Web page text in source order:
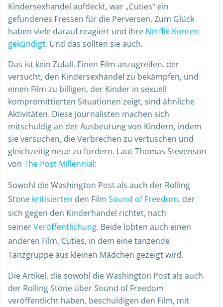
Kindersexhandel aufdeckt, war „Cuties“ ein
gefundenes Fressen für die Perversen. Zum Glück
haben viele darauf reagiert und ihre Netflix-Konten
gekündigt. Und das sollten sie auch.
Das ist kein Zufall. Einen Film anzugreifen, der
versucht, den Kindersexhandel zu bekämpfen, und
einen Film zu billigen, der Kinder in sexuell
kompromittierten Situationen zeigt, sind ähnliche
Aktivitäten. Diese Journalisten machen sich
mitschuldig an der Ausbeutung von Kindern, indem
sie versuchen, die Verbrechen zu vertuschen und
gleichzeitig neue zu fördern. Laut Thomas Stevenson
von The Post Millennial:
Sowohl die Washington Post als auch der Rolling
Stone kritisierten den Film Sound of Freedom, der
sich gegen den Kinderhandel richtet, nach
seinerVeröffentlichung. Beide lobten auch einen
anderen Film, Cuties, in dem eine tanzende
Tanzgruppe aus kleinen Mädchen gezeigt wird.
Die Artikel, die sowohl die Washington Post als auch
der Rolling Stone über Sound of Freedom
veröffentlicht haben, beschuldigen den Film, mit